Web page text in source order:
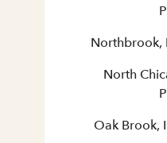
Northbrook,
North
Oak Brook,